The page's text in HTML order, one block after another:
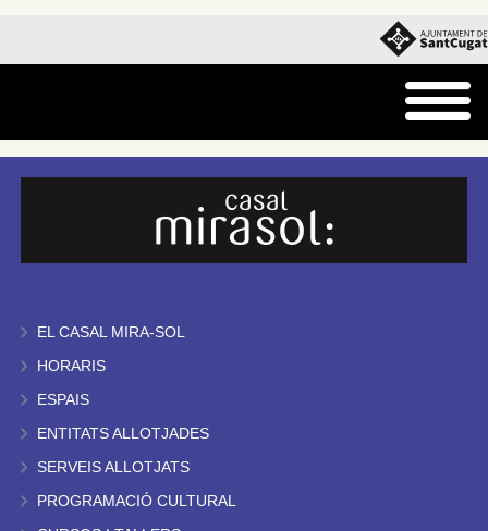
EL CASAL MIRA-SOL
HORARIS
ESPAIS
ENTITATS ALLOTJADES
SERVEIS ALLOTJATS
PROGRAMACIÓ CULTURAL